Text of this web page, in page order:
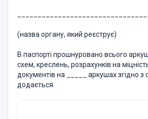
(назва органу, який реєструє)
В паспорті прошнуровано всього
схем, креслень, розрахунків на
документів на _____ аркушах згідно
додається.